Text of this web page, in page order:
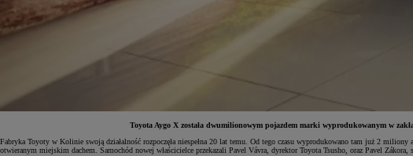
Toyota Aygo X została dwumilionowym pojazdem marki wyprodukowanym w
Fabryka Toyoty w Kolinie swoją działalność rozpoczęła niespełna 20 lat temu. Od tego czasu wyprodukowano tam już 2
otwieranym miejskim dachem. Samochód nowej właścicielce przekazali Pavel Vávra, dyrektor Toyota Tsusho, oraz Pavel Zákora,